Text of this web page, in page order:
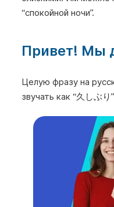
“спокойной ночи”.
Привет! Мы
Целую фразу на
звучать как “久しぶ